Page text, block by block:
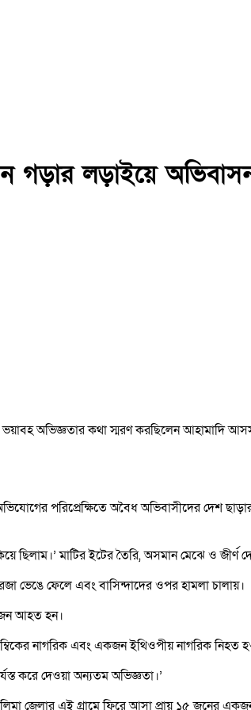
লড়াইয়ে অভিবাসন
ভয়াবহ অভিজ্ঞতার কথা স্মরণ করছিলেন
পরিপ্রেক্ষিতে অবৈধ অভিবাসীদের দেশ
ছিলাম।’ মাটির ইটের তৈরি, অসমান মেঝে ও জীর্ণ
ভেঙে ফেলে এবং বাসিন্দাদের ওপর হামলা চালায়।
আহত হন।
নাগরিক এবং একজন ইথিওপীয় নাগরিক নিহত
করে দেওয়া অন্যতম অভিজ্ঞতা।’
জেলার এই গ্রামে ফিরে আসা প্রায় ১৫ জনের